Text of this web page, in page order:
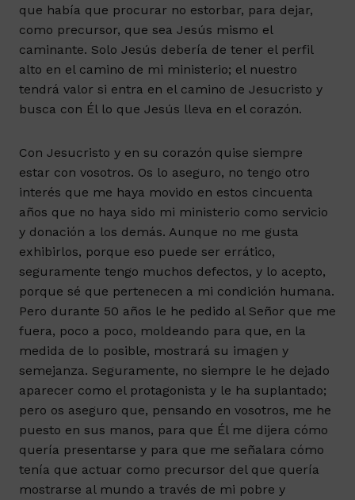
que había que procurar no estorbar, para dejar,
como precursor, que sea Jesús mismo el
caminante. Solo Jesús debería de tener el perfil
alto en el camino de mi ministerio; el nuestro
tendrá valor si entra en el camino de Jesucristo y
busca con Él lo que Jesús lleva en el corazón.
Con Jesucristo y en su corazón quise siempre
estar con vosotros. Os lo aseguro, no tengo otro
interés que me haya movido en estos cincuenta
años que no haya sido mi ministerio como servicio
y donación a los demás. Aunque no me gusta
exhibirlos, porque eso puede ser errático,
seguramente tengo muchos defectos, y lo acepto,
porque sé que pertenecen a mi condición humana.
Pero durante 50 años le he pedido al Señor que me
fuera, poco a poco, moldeando para que, en la
medida de lo posible, mostrará su imagen y
semejanza. Seguramente, no siempre le he dejado
aparecer como el protagonista y le ha suplantado;
pero os aseguro que, pensando en vosotros, me he
puesto en sus manos, para que Él me dijera cómo
quería presentarse y para que me señalara cómo
tenía que actuar como precursor del que quería
mostrarse al mundo a través de mi pobre y